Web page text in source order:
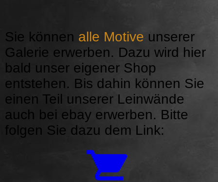
Sie können alle Motive unserer
Galerie erwerben. Dazu wird hier
bald unser eigener Shop
entstehen. Bis dahin können Sie
einen Teil unserer Leinwände
auch bei ebay erwerben. Bitte
folgen Sie dazu dem Link: